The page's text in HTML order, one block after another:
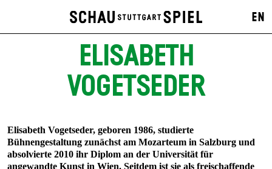
EN
ELISABETH
VOGETSEDER
Elisabeth Vogetseder, geboren 1986, studierte
Bühnengestaltung zunächst am Mozarteum in Salzburg und
absolvierte 2010 ihr Diplom an der Universität für
angewandte Kunst in Wien. Seitdem ist sie als freischaffende